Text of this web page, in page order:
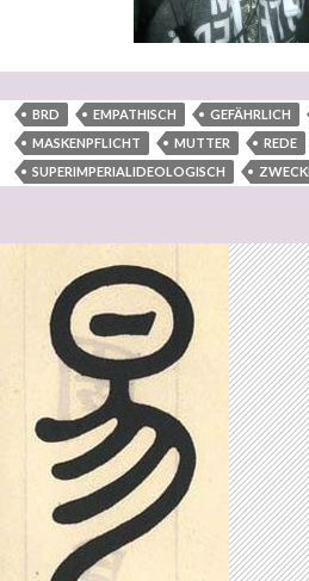
BRD EMPATHISCH GEFÄHRLICH
MASKENPFLICHT
MUTTER REDE
SUPERIMPERIALIDEOLOGISCH